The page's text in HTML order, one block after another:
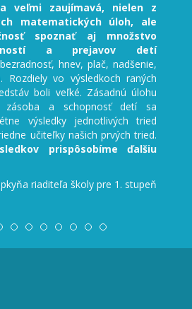
zaujímavá, nielen z
úloh, ale
aj množstvo
a prejavov detí
hnev, plač, nadšenie,
vo výsledkoch raných
veľké. Zásadnú úlohu
a schopnosť detí sa
jednotlivých tried
našich prvých tried.
prispôsobíme ďalšiu
školy pre 1. stupeň
Deti
deti
deti
(pojmy
výber
mali
dobré